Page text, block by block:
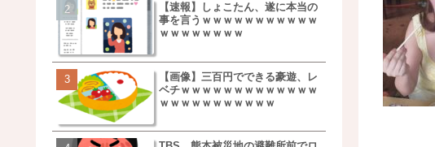
【速報】しょこたん、遂に本当の
事を言うｗｗｗｗｗｗｗｗｗｗｗ
ｗｗｗｗｗｗｗｗ
【画像】三百円でできる豪遊、レ
ベチｗｗｗｗｗｗｗｗｗｗｗｗｗ
ｗｗｗｗｗｗｗｗｗｗｗ
鬼越トマホーク良ちゃん、吉本を
事実上のクビにｗｗｗ
【画像】キモいオジサンが着てる
服一覧がこちらｗｗｗｗｗｗｗｗ
ｗ